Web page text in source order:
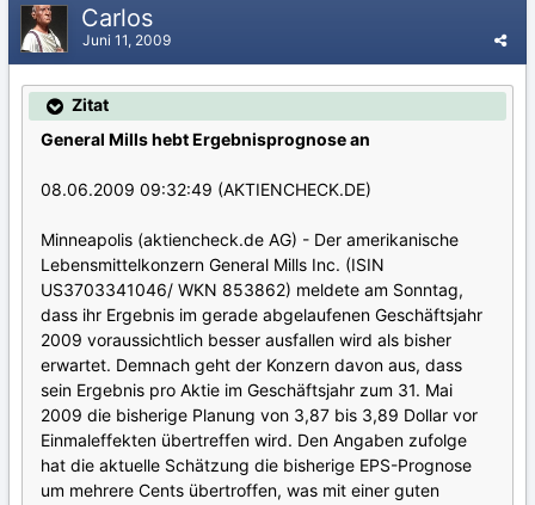
Carlos
Juni 11, 2009
Zitat
General Mills hebt Ergebnisprognose an
08.06.2009 09:32:49 (AKTIENCHECK.DE)
Minneapolis (aktiencheck.de AG) - Der amerikanische
Lebensmittelkonzern General Mills Inc. (ISIN
US3703341046/ WKN 853862) meldete am Sonntag,
dass ihr Ergebnis im gerade abgelaufenen Geschäftsjahr
2009 voraussichtlich besser ausfallen wird als bisher
erwartet. Demnach geht der Konzern davon aus, dass
sein Ergebnis pro Aktie im Geschäftsjahr zum 31. Mai
2009 die bisherige Planung von 3,87 bis 3,89 Dollar vor
Einmaleffekten übertreffen wird. Den Angaben zufolge
hat die aktuelle Schätzung die bisherige EPS-Prognose
um mehrere Cents übertroffen, was mit einer guten